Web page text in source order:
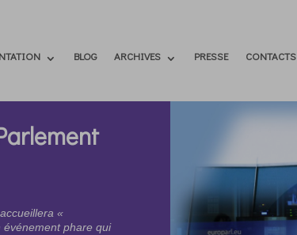
BLOG ARCHIVES PRESSE CONTACTS
«
événement phare qui